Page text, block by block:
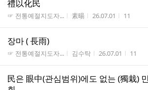
禮以化民
게시판명
☞ 전통예절지도자... 작성자
素暘 작성시간
26.07.01 조회수
11
장마 ( 長雨)
게시판명
☞ 전통예절지도자... 작성자
김수탁 작성시간
26.07.01 조회수
11
民은 眼中(관심범위)에도 없는 (獨栽)